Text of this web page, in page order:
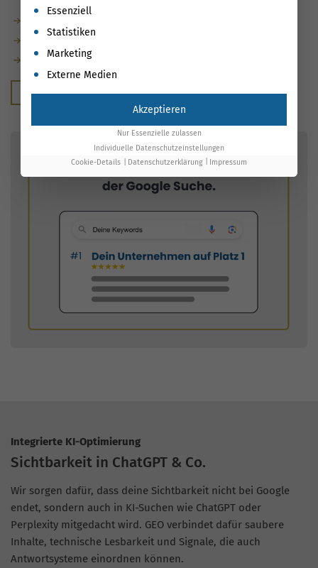
Maßnahmen automatisch mit Ergebnissen verknüpft
Kostenloser Beratungstermin
Integrierte KI-Optimierung
Sichtbarkeit in ChatGPT & Co.
Wir sorgen dafür, dass deine Sichtbarkeit nicht bei Google
endet, sondern auch in KI-Suchen wie ChatGPT oder
Perplexity mitgedacht wird. GEO verbindet dafür saubere
Inhalte, technische Lesbarkeit und Signale, die auch
Antwortsysteme einordnen können.
Es folgt eine Liste der Service-Gruppen, für die eine
Essenziell
Statistiken
Marketing
Externe Medien
Akzeptieren
Nur Essenzielle zulassen
Individuelle Datenschutzeinstellungen
Cookie-Details
Datenschutzerklärung Impressum